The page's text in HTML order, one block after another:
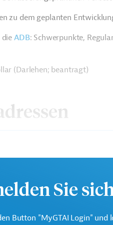
zu dem geplanten
ADB: Schwerpunkte,
(Darlehen; beantragt)
Region Asien und Pazifik.
Sie
Button "MyGTAI Login" und